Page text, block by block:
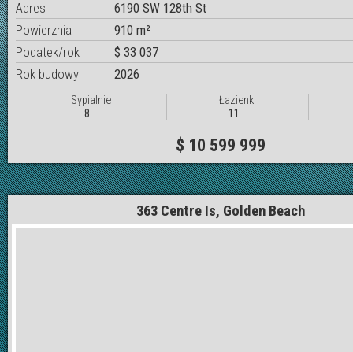
Adres
6190 SW 128th St
Powierznia
910 m²
Podatek/rok
$ 33 037
Rok budowy
2026
Sypialnie
8
Łazienki
11
$ 10 599 999
363 Centre Is, Golden Beach